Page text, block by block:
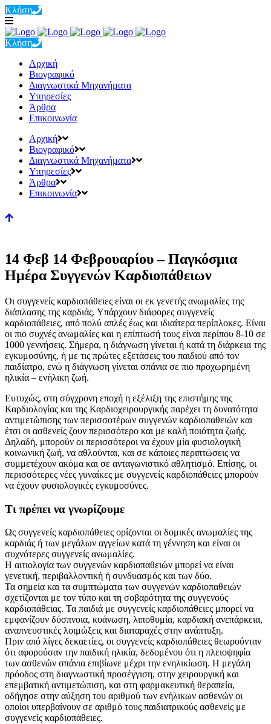
Κλήση
Κλήση
Αρχική
Βιογραφικό
Διαγνωστικά Μηχανήματα
Υπηρεσίες
Άρθρα
Επικοινωνία
Αρχική
Βιογραφικό
Διαγνωστικά Μηχανήματα
Υπηρεσίες
Άρθρα
Επικοινωνία
14 Φεβ 14 Φεβρουαρίου – Παγκόσμια
Ημέρα Συγγενών Καρδιοπάθειων
Οι συγγενείς καρδιοπάθειες είναι οι εκ γενετής ανωμαλίες της
διάπλασης της καρδιάς. Υπάρχουν διάφορες συγγενείς
καρδιοπάθειες, από πολύ απλές έως και ιδιαίτερα περίπλοκες. Είναι
οι πιο συχνές ανωμαλίες και η επίπτωσή τους είναι περίπου 8-10 σε
1000 γεννήσεις. Σήμερα, η διάγνωση γίνεται ή κατά τη διάρκεια της
εγκυμοσύνης, ή με τις πρώτες εξετάσεις του παιδιού από τον
παιδίατρο, ενώ η διάγνωση γίνεται σπάνια σε πιο προχωρημένη
ηλικία – ενήλικη ζωή.
Ευτυχώς, στη σύγχρονη εποχή η εξέλιξη της επιστήμης της
Καρδιολογίας και της Καρδιοχειρουργικής παρέχει τη δυνατότητα
αντιμετώπισης των περισσοτέρων συγγενών καρδιοπαθειών και
έτσι οι ασθενείς ζουν περισσότερο και με καλή ποιότητα ζωής.
Δηλαδή, μπορούν οι περισσότεροι να έχουν μία φυσιολογική
κοινωνική ζωή, να αθλούνται, και σε κάποιες περιπτώσεις να
συμμετέχουν ακόμα και σε ανταγωνιστικό αθλητισμό. Επίσης, οι
περισσότερες νέες γυναίκες με συγγενείς καρδιοπάθειες μπορούν
να έχουν φυσιολογικές εγκυμοσύνες.
Τι πρέπει να γνωρίζουμε
Ως συγγενείς καρδιοπάθειες ορίζονται οι δομικές ανωμαλίες της
καρδιάς ή των μεγάλων αγγείων κατά τη γέννηση και είναι οι
συχνότερες συγγενείς ανωμαλίες.
Η αιτιολογία των συγγενών καρδιοπαθειών μπορεί να είναι
γενετική, περιβαλλοντική ή συνδυασμός και των δύο.
Τα σημεία και τα συμπτώματα των συγγενών καρδιοπαθειών
σχετίζονται με τον τύπο και τη σοβαρότητα της συγγενούς
καρδιοπάθειας. Τα παιδιά με συγγενείς καρδιοπάθειες μπορεί να
εμφανίζουν δύσπνοια, κυάνωση, λιποθυμία, καρδιακή ανεπάρκεια,
αναπνευστικές λοιμώξεις και διαταραχές στην ανάπτυξη.
Πριν από λίγες δεκαετίες, οι συγγενείς καρδιοπάθειες θεωρούνταν
ότι αφορούσαν την παιδική ηλικία, δεδομένου ότι η πλειοψηφία
των ασθενών σπάνια επιβίωνε μέχρι την ενηλικίωση. Η μεγάλη
πρόοδος στη διαγνωστική προσέγγιση, στην χειρουργική και
επεμβατική αντιμετώπιση, και στη φαρμακευτική θεραπεία,
οδήγησε στην αύξηση του αριθμού των ενήλικων ασθενών οι
οποίοι υπερβαίνουν σε αριθμό τους παιδιατρικούς ασθενείς με
συγγενείς καρδιοπάθειες.